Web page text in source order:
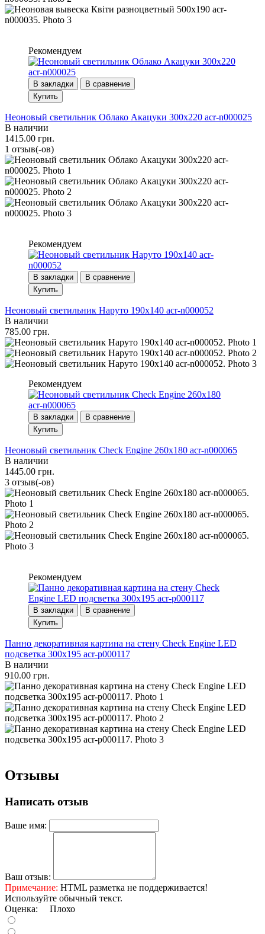
Рекомендуем
В закладки
В сравнение
Купить
Неоновый светильник Облако Акацуки 300х220 acr-n000025
В наличии
1415.00 грн.
1 отзыв(-ов)
Рекомендуем
В закладки
В сравнение
Купить
Неоновый светильник Наруто 190х140 acr-n000052
В наличии
785.00 грн.
Рекомендуем
В закладки
В сравнение
Купить
Неоновый светильник Check Engine 260х180 acr-n000065
В наличии
1445.00 грн.
3 отзыв(-ов)
Рекомендуем
В закладки
В сравнение
Купить
Панно декоративная картина на стену Check Engine LED
подсветка 300х195 acr-p000117
В наличии
910.00 грн.
Отзывы
Написать отзыв
Ваше имя:
Ваш отзыв:
Примечание: HTML разметка не поддерживается!
Используйте обычный текст.
Оценка: Плохо